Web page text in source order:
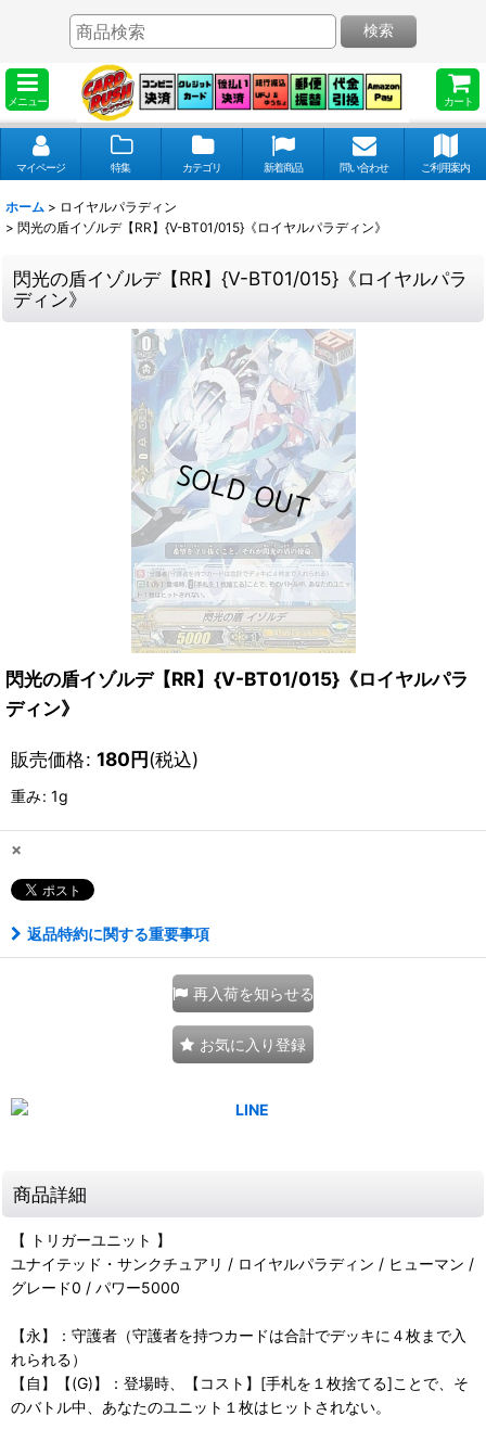
メニュー カート
検索
マイページ 特集 カテゴリ 新着商品 問い合わせ ご利用案内
ホーム > ロイヤルパラディン
> 閃光の盾イゾルデ【RR】{V-BT01/015}《ロイヤルパラディン》
閃光の盾イゾルデ【RR】{V-BT01/015}《ロイヤルパラ
ディン》
閃光の盾イゾルデ【RR】{V-BT01/015}《ロイヤルパラ
ディン》
販売価格: 180円(税込)
重み: 1g
×
返品特約に関する重要事項
再入荷を知らせる
お気に入り登録
商品詳細
【 トリガーユニット 】
ユナイテッド・サンクチュアリ / ロイヤルパラディン / ヒューマン /
グレード0 / パワー5000
【永】：守護者（守護者を持つカードは合計でデッキに４枚まで入
れられる）
【自】【(G)】：登場時、【コスト】[手札を１枚捨てる]ことで、そ
のバトル中、あなたのユニット１枚はヒットされない。